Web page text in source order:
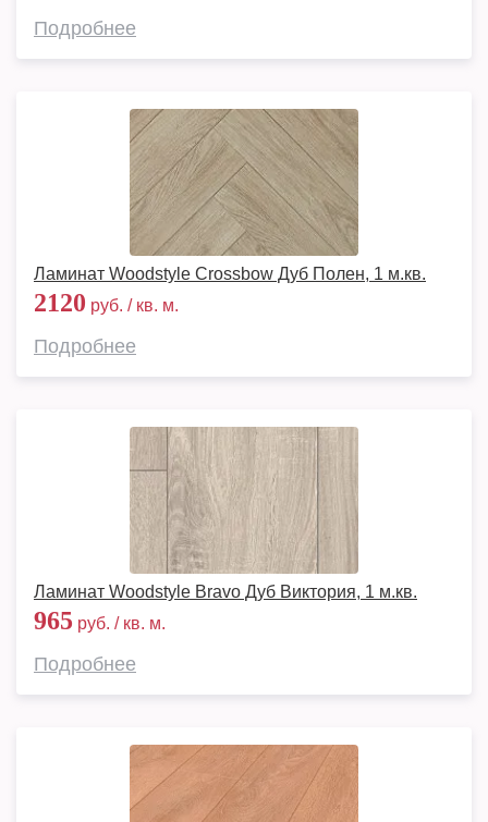
Подробнее
Ламинат Woodstyle Crossbow Дуб Полен, 1 м.кв.
2120 руб. / кв. м.
Подробнее
Ламинат Woodstyle Bravo Дуб Виктория, 1 м.кв.
965 руб. / кв. м.
Подробнее